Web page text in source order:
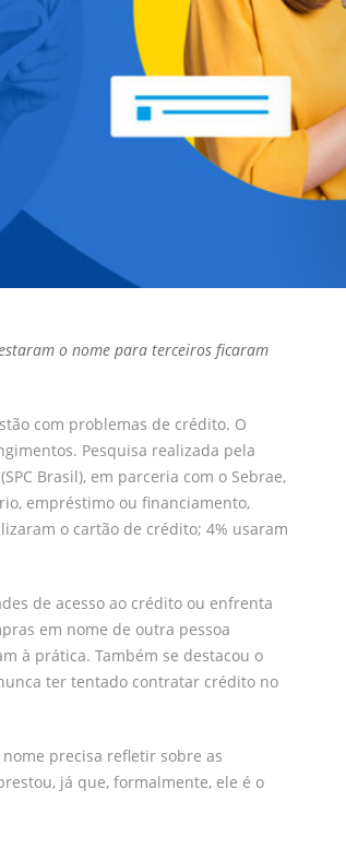
o nome para terceiros ficaram
com problemas de crédito. O
Pesquisa realizada pela
Brasil), em parceria com o Sebrae,
empréstimo ou financiamento,
o cartão de crédito; 4% usaram
de acesso ao crédito ou enfrenta
em nome de outra pessoa
à prática. Também se destacou o
ter tentado contratar crédito no
nome precisa refletir sobre as
já que, formalmente, ele é o